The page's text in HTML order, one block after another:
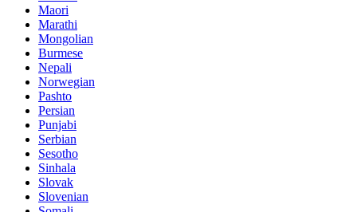
Maori
Marathi
Mongolian
Burmese
Nepali
Norwegian
Pashto
Persian
Punjabi
Serbian
Sesotho
Sinhala
Slovak
Slovenian